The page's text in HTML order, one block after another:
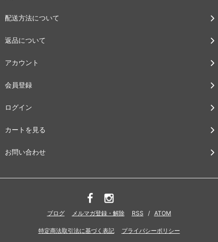
配送方法について
返品について
アカウント
会員登録
ログイン
カートを見る
お問い合わせ
ブログ メルマガ登録・解除 RSS / ATOM
特定商法取引法に基づく表記 プライバシーポリシー